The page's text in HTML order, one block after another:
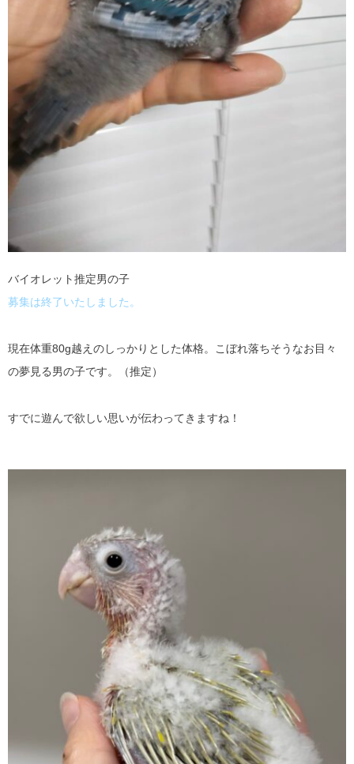
バイオレット推定男の子
募集は終了いたしました。
現在体重80g越えのしっかりとした体格。こぼれ落ちそうなお目々
の夢見る男の子です。（推定）
すでに遊んで欲しい思いが伝わってきますね！